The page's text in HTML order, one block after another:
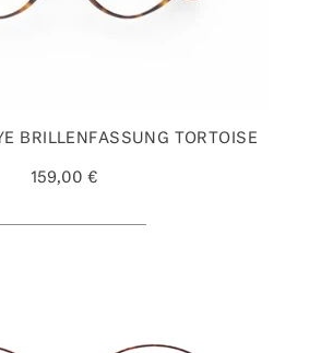
BRILLENFASSUNG TORTOISE
159,00 €